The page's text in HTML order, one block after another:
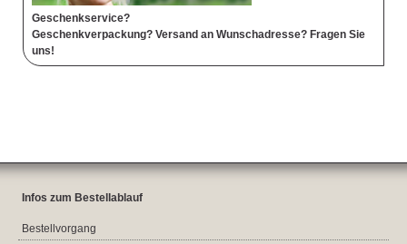
Geschenkservice?
Geschenkverpackung? Versand an Wunschadresse? Fragen Sie
uns!
Infos zum Bestellablauf
Bestellvorgang